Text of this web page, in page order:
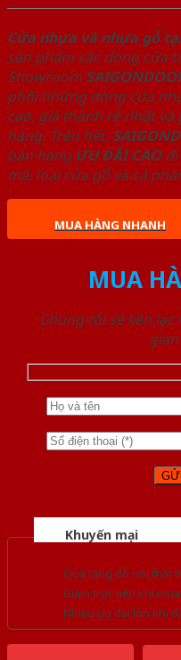
Cửa nhựa và nhựa gỗ
sản phẩm các dòng cửa
Showroom
phối những dòng cửa
cao, giá thành rẻ nhất
hàng. Trên hết,
bán hàng ƯU ĐÃI CAOđi
mã, loại cửa gỗ và cả
MUA HÀNG NHANH
MUA
Chúng tôi sẽ liên
Khuyến mại
Quà tặng đồ nội thất
Giảm trực tiếp khi
Nhiều ưu đãi lớn khi